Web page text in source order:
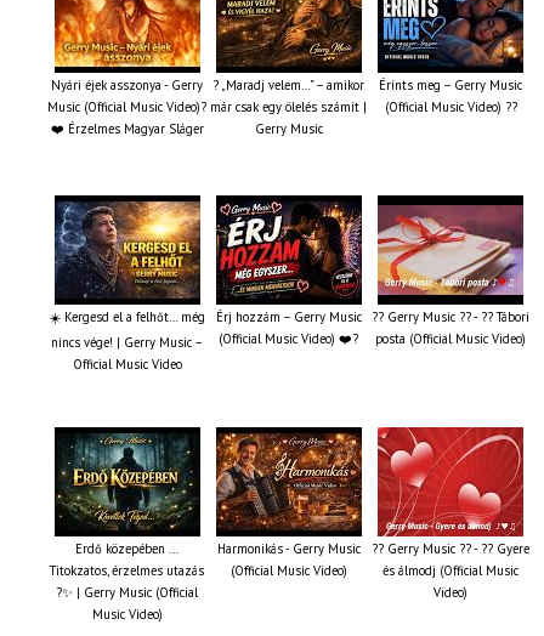
Nyári éjek asszonya - Gerry
Music (Official Music Video)?
❤️ Érzelmes Magyar Sláger
? „Maradj velem…” – amikor
már csak egy ölelés számít |
Gerry Music
Érints meg – Gerry Music
(Official Music Video) ??
☀️ Kergesd el a felhőt… még
nincs vége! | Gerry Music –
Official Music Video
Érj hozzám – Gerry Music
(Official Music Video) ❤️?
?? Gerry Music ?? - ?? Tábori
posta (Official Music Video)
Erdő közepében ...
Titokzatos, érzelmes utazás
?✨ | Gerry Music (Official
Music Video)
Harmonikás - Gerry Music
(Official Music Video)
?? Gerry Music ?? - ?? Gyere
és álmodj (Official Music
Video)